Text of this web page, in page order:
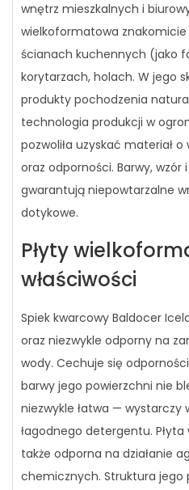
wnętrz mieszkalnych i
wielkoformatowa znakomicie
ścianach kuchennych (jako
korytarzach, holach. W jego
produkty pochodzenia
technologia produkcji w
pozwoliła uzyskać materiał
oraz odporności. Barwy,
gwarantują niepowtarzalne
dotykowe.
Płyty
właściwości
Spiek kwarcowy Baldocer
oraz niezwykle odporny na
wody. Cechuje się
barwy jego powierzchni nie
niezwykle łatwa — wystarczy
łagodnego detergentu.
także odporna na działanie
chemicznych. Struktura jego